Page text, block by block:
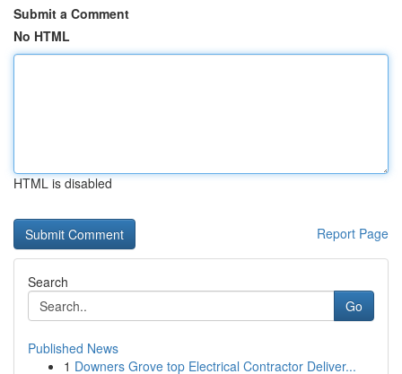
Submit a Comment
No HTML
HTML is disabled
Report Page
Search
Go
Published News
1 Downers Grove top Electrical Contractor Deliver...